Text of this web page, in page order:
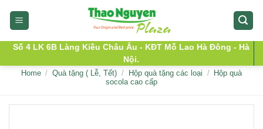
Số 4 LK 6B Làng Kiều Châu Âu - KĐT Mỗ Lao Hà Đông - Hà
Nội.
Home / Quà tặng ( Lễ, Tết) / Hộp quà tặng các loại /
Hộp quà
socola cao cấp